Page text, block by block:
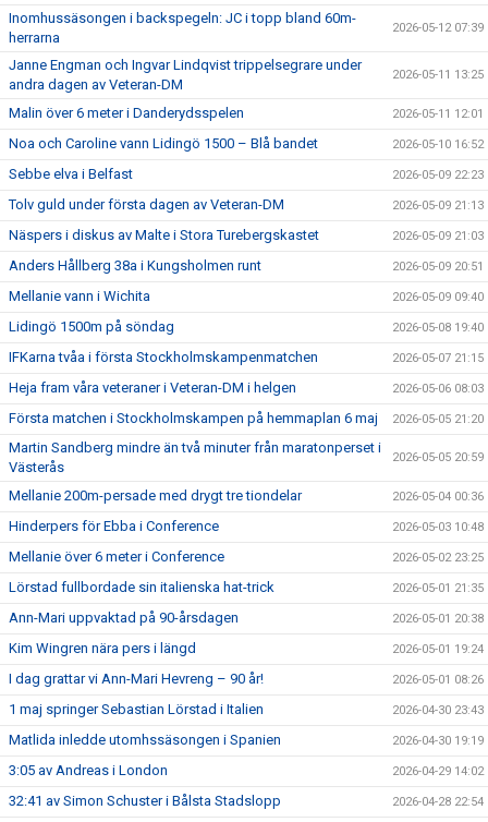
Inomhussäsongen i backspegeln: JC i topp bland 60m-
herrarna
2026-05-12 07:39
Janne Engman och Ingvar Lindqvist trippelsegrare under
andra dagen av Veteran-DM
2026-05-11 13:25
Malin över 6 meter i Danderydsspelen 2026-05-11 12:01
Noa och Caroline vann Lidingö 1500 – Blå bandet 2026-05-10 16:52
Sebbe elva i Belfast 2026-05-09 22:23
Tolv guld under första dagen av Veteran-DM 2026-05-09 21:13
Näspers i diskus av Malte i Stora Turebergskastet 2026-05-09 21:03
Anders Hållberg 38a i Kungsholmen runt 2026-05-09 20:51
Mellanie vann i Wichita 2026-05-09 09:40
Lidingö 1500m på söndag 2026-05-08 19:40
IFKarna tvåa i första Stockholmskampenmatchen 2026-05-07 21:15
Heja fram våra veteraner i Veteran-DM i helgen 2026-05-06 08:03
Första matchen i Stockholmskampen på hemmaplan 6 maj 2026-05-05 21:20
Martin Sandberg mindre än två minuter från maratonperset i
Västerås
2026-05-05 20:59
Mellanie 200m-persade med drygt tre tiondelar 2026-05-04 00:36
Hinderpers för Ebba i Conference 2026-05-03 10:48
Mellanie över 6 meter i Conference 2026-05-02 23:25
Lörstad fullbordade sin italienska hat-trick 2026-05-01 21:35
Ann-Mari uppvaktad på 90-årsdagen 2026-05-01 20:38
Kim Wingren nära pers i längd 2026-05-01 19:24
I dag grattar vi Ann-Mari Hevreng – 90 år! 2026-05-01 08:26
1 maj springer Sebastian Lörstad i Italien 2026-04-30 23:43
Matlida inledde utomhssäsongen i Spanien 2026-04-30 19:19
3:05 av Andreas i London 2026-04-29 14:02
32:41 av Simon Schuster i Bålsta Stadslopp 2026-04-28 22:54